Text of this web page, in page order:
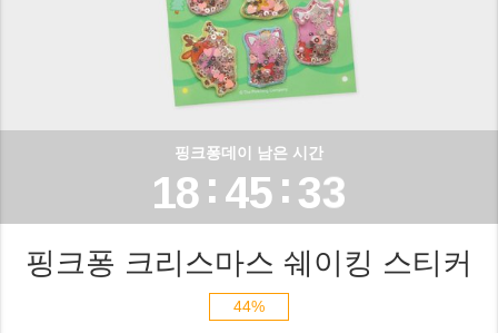
핑크퐁데이 남은 시간
0
1
2
5
6
7
8
9
:
1
2
3
4
5
6
2
3
4
5
6
7
:
0
1
2
3
4
0
1
2
3
핑크퐁 크리스마스 쉐이킹 스티커
44%